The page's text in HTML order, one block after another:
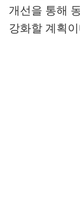
개선을 통해
강화할 계획